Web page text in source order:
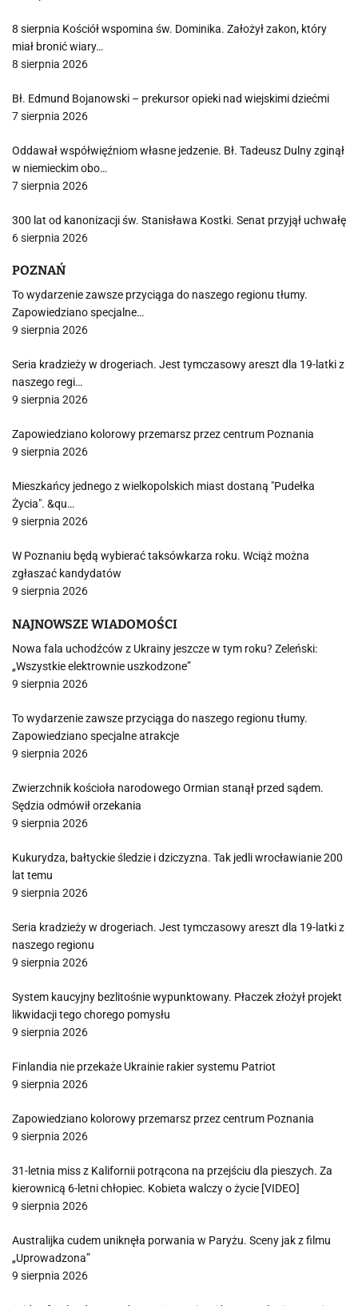
8 sierpnia Kościół wspomina św. Dominika. Założył zakon, który
miał bronić wiary…
8 sierpnia 2026
Bł. Edmund Bojanowski – prekursor opieki nad wiejskimi dziećmi
7 sierpnia 2026
Oddawał współwięźniom własne jedzenie. Bł. Tadeusz Dulny zginął
w niemieckim obo…
7 sierpnia 2026
300 lat od kanonizacji św. Stanisława Kostki. Senat przyjął uchwałę
6 sierpnia 2026
POZNAŃ
To wydarzenie zawsze przyciąga do naszego regionu tłumy.
Zapowiedziano specjalne…
9 sierpnia 2026
Seria kradzieży w drogeriach. Jest tymczasowy areszt dla 19-latki z
naszego regi…
9 sierpnia 2026
Zapowiedziano kolorowy przemarsz przez centrum Poznania
9 sierpnia 2026
Mieszkańcy jednego z wielkopolskich miast dostaną "Pudełka
Życia". &qu…
9 sierpnia 2026
W Poznaniu będą wybierać taksówkarza roku. Wciąż można
zgłaszać kandydatów
9 sierpnia 2026
NAJNOWSZE WIADOMOŚCI
Nowa fala uchodźców z Ukrainy jeszcze w tym roku? Zeleński:
„Wszystkie elektrownie uszkodzone”
9 sierpnia 2026
To wydarzenie zawsze przyciąga do naszego regionu tłumy.
Zapowiedziano specjalne atrakcje
9 sierpnia 2026
Zwierzchnik kościoła narodowego Ormian stanął przed sądem.
Sędzia odmówił orzekania
9 sierpnia 2026
Kukurydza, bałtyckie śledzie i dziczyzna. Tak jedli wrocławianie 200
lat temu
9 sierpnia 2026
Seria kradzieży w drogeriach. Jest tymczasowy areszt dla 19-latki z
naszego regionu
9 sierpnia 2026
System kaucyjny bezlitośnie wypunktowany. Płaczek złożył projekt
likwidacji tego chorego pomysłu
9 sierpnia 2026
Finlandia nie przekaże Ukrainie rakier systemu Patriot
9 sierpnia 2026
Zapowiedziano kolorowy przemarsz przez centrum Poznania
9 sierpnia 2026
31-letnia miss z Kalifornii potrącona na przejściu dla pieszych. Za
kierownicą 6-letni chłopiec. Kobieta walczy o życie [VIDEO]
9 sierpnia 2026
Australijka cudem uniknęła porwania w Paryżu. Sceny jak z filmu
„Uprowadzona”
9 sierpnia 2026